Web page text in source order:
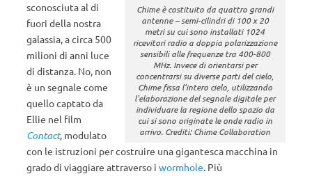
Chime è costituito da quattro grandi
antenne – semi-cilindri di 100 x 20
metri su cui sono installati 1024
ricevitori radio a doppia polarizzazione
sensibili alle frequenze tra 400-800
MHz. Invece di orientarsi per
concentrarsi su diverse parti del cielo,
Chime fissa l’intero cielo, utilizzando
l’elaborazione del segnale digitale per
individuare la regione dello spazio da
cui si sono originate le onde radio in
arrivo. Crediti: Chime Collaboration
sconosciuta al di
fuori della nostra
galassia, a circa 500
milioni di anni luce
di distanza. No, non
è un segnale come
quello captato da
Ellie nel film
Contact, modulato
con le istruzioni per costruire una gigantesca macchina in
grado di viaggiare attraverso i wormhole. Più